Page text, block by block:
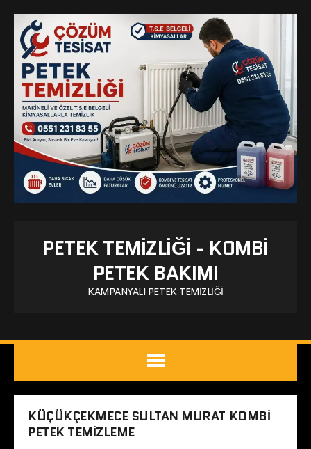
PETEK TEMIZLIĞI - KOMBI
PETEK BAKIMI
KAMPANYALI PETEK TEMIZLIĞI
KÜÇÜKÇEKMECE SULTAN MURAT KOMBI
PETEK TEMIZLEME